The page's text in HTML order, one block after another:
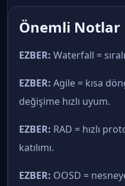
Önemli Notlar
EZBER: Waterfall =
EZBER: Agile = kısa
değişime hızlı uyum.
EZBER: RAD = hızlı
katılımı.
EZBER: OOSD =